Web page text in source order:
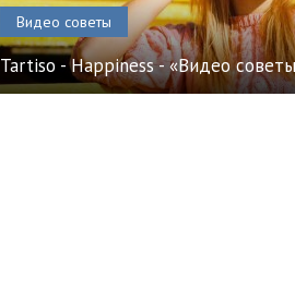
Видео советы
Tartiso - Happiness - «Видео